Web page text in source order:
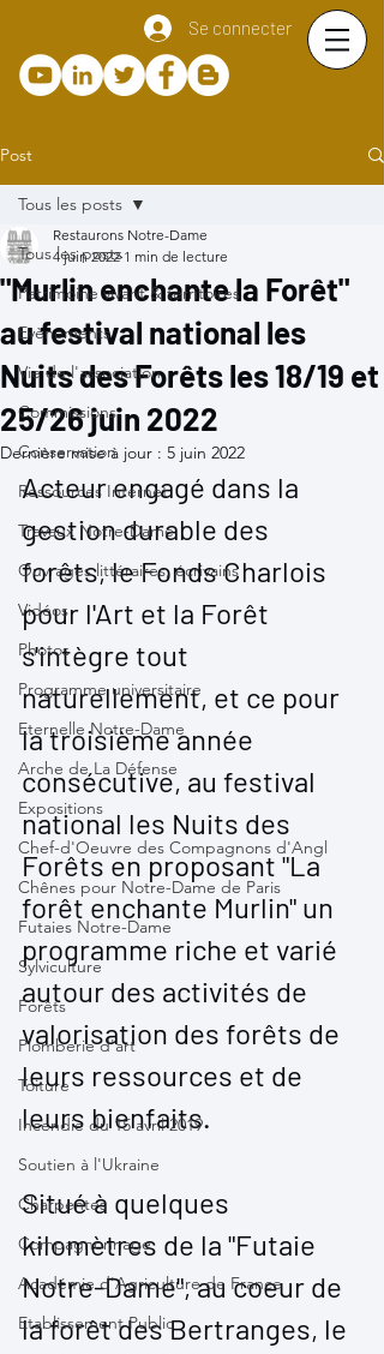
Se connecter
Post
Tous les posts
Patrimoine vivant & territoires
Evènements
Vie de l'association
Commissions
Conservation
Ressources Internet
Travaux Notre-Dame
Ouvrages littéraires, écrivains
Vidéos
Photos
Programme universitaire
Eternelle Notre-Dame
Arche de La Défense
Expositions
Chef-d'Oeuvre des Compagnons d'Angl
Chênes pour Notre-Dame de Paris
Futaies Notre-Dame
Sylviculture
Forêts
Plomberie d'art
Toiture
Incendie du 15 avril 2019
Soutien à l'Ukraine
Charpentes
Compagnonnage
Académie d'Agriculture de France
Etablissement Public
Tous les posts
"Murlin enchante la Forêt"
au festival national les
Nuits des Forêts les 18/19 et
25/26 juin 2022
Restaurons Notre-Dame
4 juin 2022 1 min de lecture
Dernière mise à jour : 5 juin 2022
Acteur engagé dans la
gestion durable des
forêts, le Fonds Charlois
pour l'Art et la Forêt
s'intègre tout
naturellement, et ce pour
la troisième année
consécutive, au festival
national les Nuits des
Forêts en proposant "La
forêt enchante Murlin" un
programme riche et varié
autour des activités de
valorisation des forêts de
leurs ressources et de
leurs bienfaits.
Situé à quelques
kilomètres de la "Futaie
Notre-Dame", au coeur de
la forêt des Bertranges, le